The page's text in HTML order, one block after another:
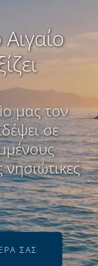
μας τον
σε
ΣΑΣ